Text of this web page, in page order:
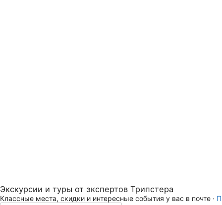
Экскурсии и туры от экспертов Трипстера
Классные места, скидки и интересные события у вас в почте ·